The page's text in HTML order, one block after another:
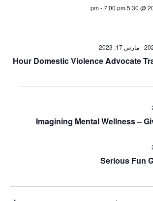
-7:00 pm
-مارس 17, 2023
Imagining Mental Wellness –
Serious Fun